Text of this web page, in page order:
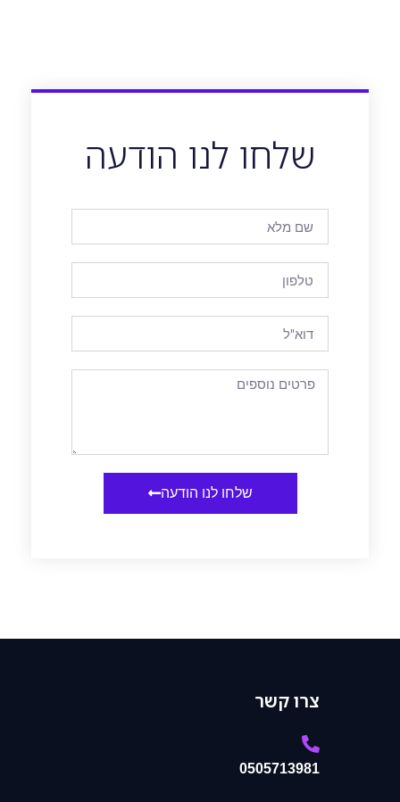
שלחו לנו הודעה
שלחו לנו הודעה
צרו קשר
0505713981